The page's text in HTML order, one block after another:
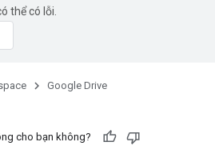
thể có lỗi.
Google Drive
cho bạn không?